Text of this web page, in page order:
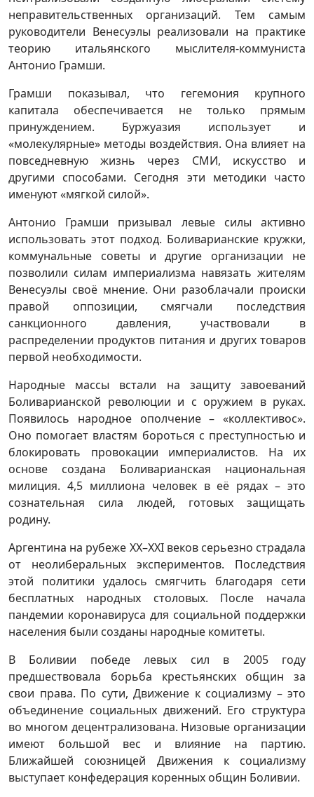
неправительственных организаций. Тем самым
руководители Венесуэлы реализовали на практике
теорию итальянского мыслителя-коммуниста
Антонио Грамши.
Грамши показывал, что гегемония крупного
капитала обеспечивается не только прямым
принуждением. Буржуазия использует и
«молекулярные» методы воздействия. Она влияет на
повседневную жизнь через СМИ, искусство и
другими способами. Сегодня эти методики часто
именуют «мягкой силой».
Антонио Грамши призывал левые силы активно
использовать этот подход. Боливарианские кружки,
коммунальные советы и другие организации не
позволили силам империализма навязать жителям
Венесуэлы своё мнение. Они разоблачали происки
правой оппозиции, смягчали последствия
санкционного давления, участвовали в
распределении продуктов питания и других товаров
первой необходимости.
Народные массы встали на защиту завоеваний
Боливарианской революции и с оружием в руках.
Появилось народное ополчение – «коллективос».
Оно помогает властям бороться с преступностью и
блокировать провокации империалистов. На их
основе создана Боливарианская национальная
милиция. 4,5 миллиона человек в её рядах – это
сознательная сила людей, готовых защищать
родину.
Аргентина на рубеже ХХ–ХХI веков серьезно страдала
от неолиберальных экспериментов. Последствия
этой политики удалось смягчить благодаря сети
бесплатных народных столовых. После начала
пандемии коронавируса для социальной поддержки
населения были созданы народные комитеты.
В Боливии победе левых сил в 2005 году
предшествовала борьба крестьянских общин за
свои права. По сути, Движение к социализму – это
объединение социальных движений. Его структура
во многом децентрализована. Низовые организации
имеют большой вес и влияние на партию.
Ближайшей союзницей Движения к социализму
выступает конфедерация коренных общин Боливии.